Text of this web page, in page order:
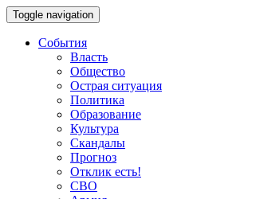
Toggle navigation
События
Власть
Общество
Острая ситуация
Политика
Образование
Культура
Скандалы
Прогноз
Отклик есть!
СВО